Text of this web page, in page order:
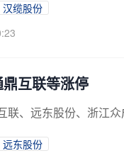
汉缆股份
互联等涨停
联、远东股份、浙江
远东股份